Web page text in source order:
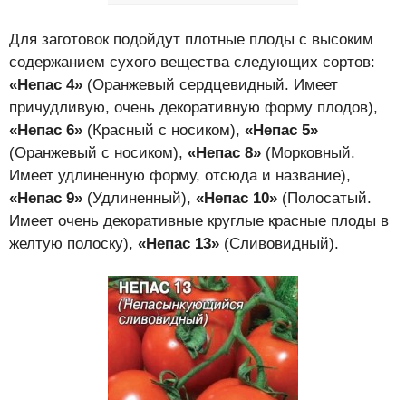
Для заготовок подойдут плотные плоды с высоким
содержанием сухого вещества следующих сортов:
«Непас 4» (Оранжевый сердцевидный. Имеет
причудливую, очень декоративную форму плодов),
«Непас 6» (Красный с носиком), «Непас 5»
(Оранжевый с носиком), «Непас 8» (Морковный.
Имеет удлиненную форму, отсюда и название),
«Непас 9» (Удлиненный), «Непас 10» (Полосатый.
Имеет очень декоративные круглые красные плоды в
желтую полоску), «Непас 13» (Сливовидный).